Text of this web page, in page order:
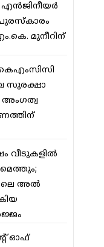
എന്‍ജിനീയര്‍
മുനീറിന്
കെഎംസിസി
സുരക്ഷാ
അംഗത്വ
വീടുകളില്‍
അല്‍
ഓഫ്